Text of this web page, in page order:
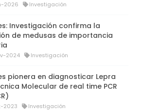
2026 Investigación
Investigación confirma la
de medusas de importancia
2024 Investigación
pionera en diagnosticar Lepra
Molecular de real time PCR
2023 Investigación